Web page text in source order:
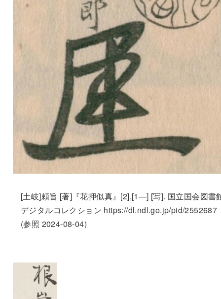
[土岐]頼旨 [著]『花押似真』[2],[1—] [写]. 国立国会図書
デジタルコレクション https://dl.ndl.go.jp/pid/2552687
(参照 2024-08-04)